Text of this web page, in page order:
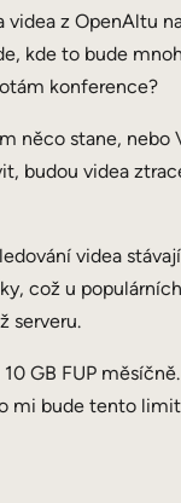
videa z OpenAltu
kde to bude
konference?
něco stane, nebo
budou videa
videa
což u
serveru.
GB FUP
mi bude tento